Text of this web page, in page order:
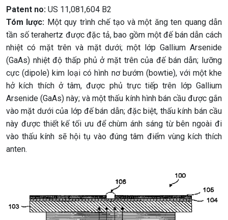
Patent no: US 11,081,604 B2
Tóm lược: Một quy trình chế tạo và một ăng ten quang dẫn
tần số terahertz được đặc tả, bao gồm một đế bán dẫn cách
nhiệt có mặt trên và mặt dưới; một lớp Gallium Arsenide
(GaAs) nhiệt độ thấp phủ ở mặt trên của đế bán dẫn; lưỡng
cực (dipole) kim loại có hình nơ bướm (bowtie), với một khe
hở kích thích ở tâm, được phủ trực tiếp trên lớp Gallium
Arsenide (GaAs) này; và một thấu kính hình bán cầu được gắn
vào mặt dưới của lớp đế bán dẫn; đặc biệt, thấu kính bán cầu
này được thiết kế tối ưu để chùm ánh sáng từ bên ngoài đi
vào thấu kính sẽ hội tụ vào đúng tâm điểm vùng kích thích
anten.